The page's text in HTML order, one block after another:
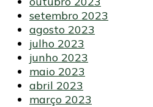
setembro 2023
agosto 2023
julho 2023
junho 2023
maio 2023
abril 2023
março 2023